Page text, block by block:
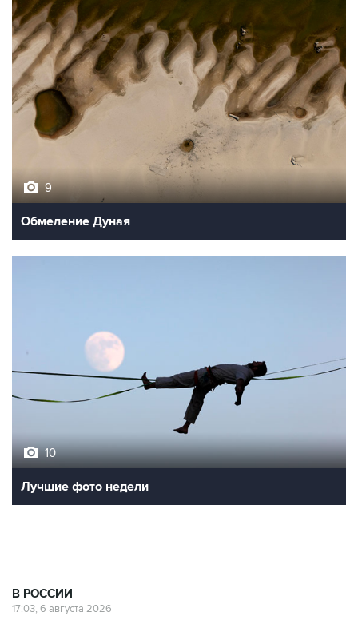
9
Обмеление Дуная
10
Лучшие фото недели
В РОССИИ
17:03, 6 августа 2026